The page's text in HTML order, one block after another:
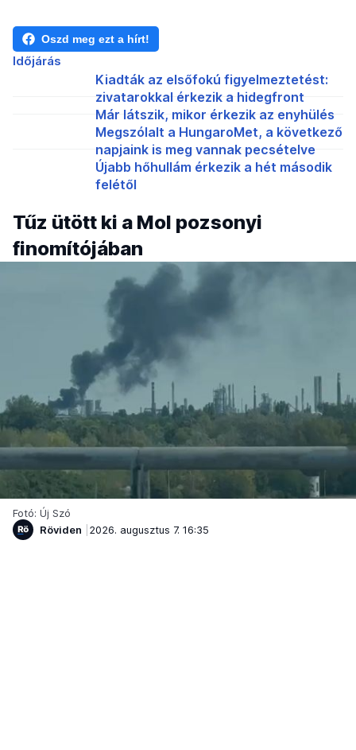
Oszd meg ezt a hírt!
Időjárás
Kiadták az elsőfokú figyelmeztetést:
zivatarokkal érkezik a hidegfront
Már látszik, mikor érkezik az enyhülés
Megszólalt a HungaroMet, a következő
napjaink is meg vannak pecsételve
Újabb hőhullám érkezik a hét második
felétől
Tűz ütött ki a Mol pozsonyi
finomítójában
Fotó: Új Szó
Röviden
2026. augusztus 7. 16:35